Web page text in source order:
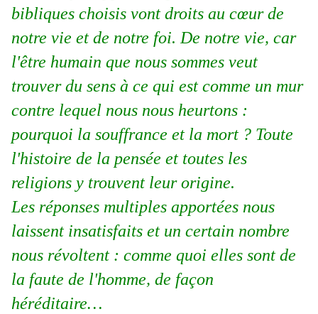
bibliques choisis vont droits au cœur de
notre vie et de notre foi. De notre vie, car
l'être humain que nous sommes veut
trouver du sens à ce qui est comme un mur
contre lequel nous nous heurtons :
pourquoi la souffrance et la mort ? Toute
l'histoire de la pensée et toutes les
religions y trouvent leur origine.
Les réponses multiples apportées nous
laissent insatisfaits et un certain nombre
nous révoltent : comme quoi elles sont de
la faute de l'homme, de façon
héréditaire…